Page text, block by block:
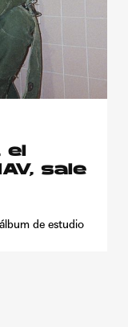
agency. TODOS LOS
el
sale
de estudio